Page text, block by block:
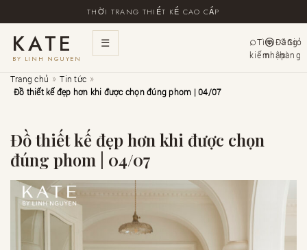
THỜI TRANG THIẾT KẾ CAO CẤP
KATE
BY LINH NGUYEN
☰
Tìm
kiếm
Đăng
nhập
Giỏ
hàng
Trang chủ » Tin tức »
Đồ thiết kế đẹp hơn khi được chọn đúng phom | 04/07
Đồ thiết kế đẹp hơn khi được chọn
đúng phom | 04/07